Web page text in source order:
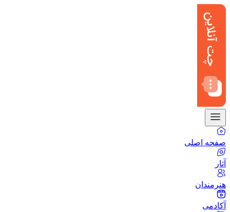
صفحه اصلی
آثار
هنرمندان
آکادمی